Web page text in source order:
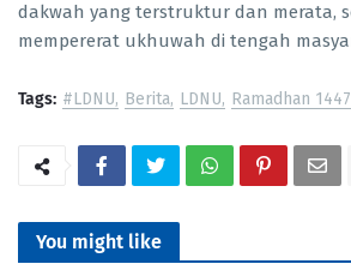
dakwah yang terstruktur dan merata,
mempererat ukhuwah di tengah
Tags: #LDNU Berita LDNU Ramadhan
You might like